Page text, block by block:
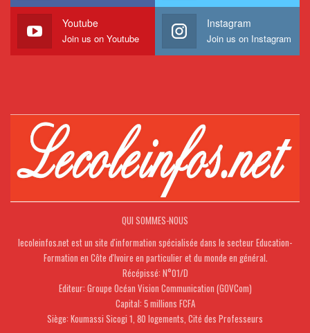
Youtube
Join us on Youtube
Instagram
Join us on Instagram
QUI SOMMES-NOUS
lecoleinfos.net est un site d'information spécialisée dans le secteur Education-
Formation en Côte d'Ivoire en particulier et du monde en général.
Récépissé: N°01/D
Editeur: Groupe Océan Vision Communication (GOVCom)
Capital: 5 millions FCFA
Siège: Koumassi Sicogi 1, 80 logements, Cité des Professeurs